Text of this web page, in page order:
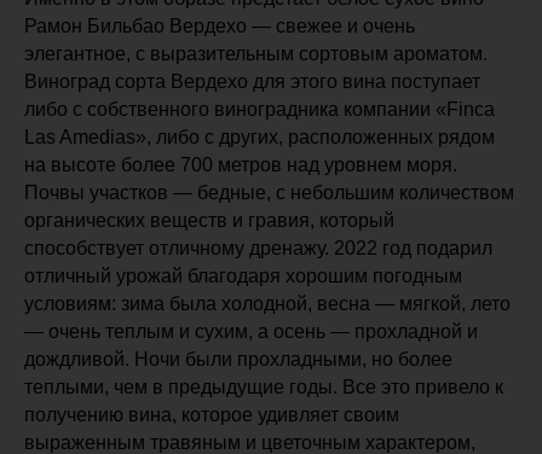
Рамон Бильбао Вердехо — свежее и очень
элегантное, с выразительным сортовым ароматом.
Виноград сорта Вердехо для этого вина поступает
либо с собственного виноградника компании «Finca
Las Amedias», либо с других, расположенных рядом
на высоте более 700 метров над уровнем моря.
Почвы участков — бедные, с небольшим количеством
органических веществ и гравия, который
способствует отличному дренажу. 2022 год подарил
отличный урожай благодаря хорошим погодным
условиям: зима была холодной, весна — мягкой, лето
— очень теплым и сухим, а осень — прохладной и
дождливой. Ночи были прохладными, но более
теплыми, чем в предыдущие годы. Все это привело к
получению вина, которое удивляет своим
выраженным травяным и цветочным характером,